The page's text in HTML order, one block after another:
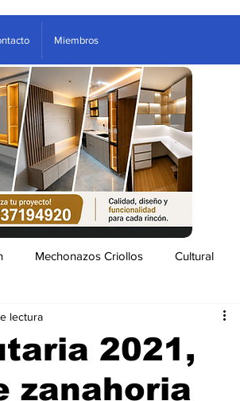
Miembros
Mechonazos Criollos Cultural
Arboletes
2021,
zanahoria
lectura